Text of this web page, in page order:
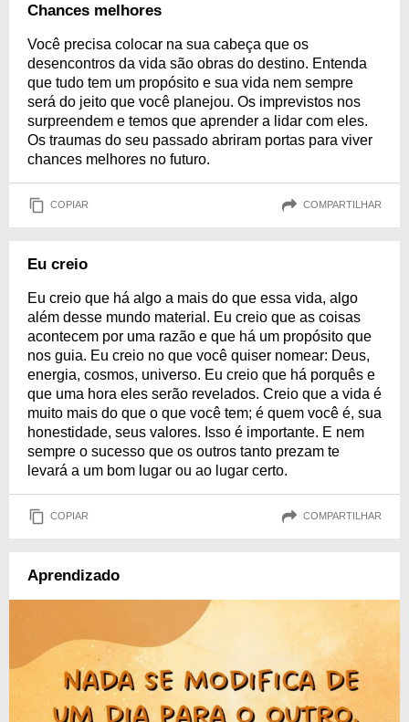
Chances melhores
Você precisa colocar na sua cabeça que os
desencontros da vida são obras do destino. Entenda
que tudo tem um propósito e sua vida nem sempre
será do jeito que você planejou. Os imprevistos nos
surpreendem e temos que aprender a lidar com eles.
Os traumas do seu passado abriram portas para viver
chances melhores no futuro.
COPIAR COMPARTILHAR
Eu creio
Eu creio que há algo a mais do que essa vida, algo
além desse mundo material. Eu creio que as coisas
acontecem por uma razão e que há um propósito que
nos guia. Eu creio no que você quiser nomear: Deus,
energia, cosmos, universo. Eu creio que há porquês e
que uma hora eles serão revelados. Creio que a vida é
muito mais do que o que você tem; é quem você é, sua
honestidade, seus valores. Isso é importante. E nem
sempre o sucesso que os outros tanto prezam te
levará a um bom lugar ou ao lugar certo.
COPIAR COMPARTILHAR
Aprendizado